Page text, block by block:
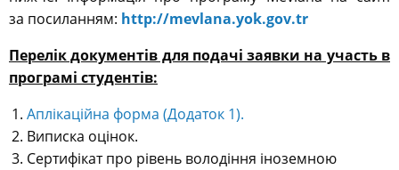
за посиланням: http://mevlana.yok.gov.tr
Перелік документів для подачі заявки на участь в
програмі студентів:
Аплікаційна форма (Додаток 1).
Виписка оцінок.
Сертифікат про рівень володіння іноземною